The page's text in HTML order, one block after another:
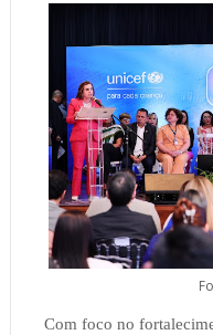
Com foco no